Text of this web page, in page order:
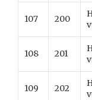
107 200
108 201
109 202